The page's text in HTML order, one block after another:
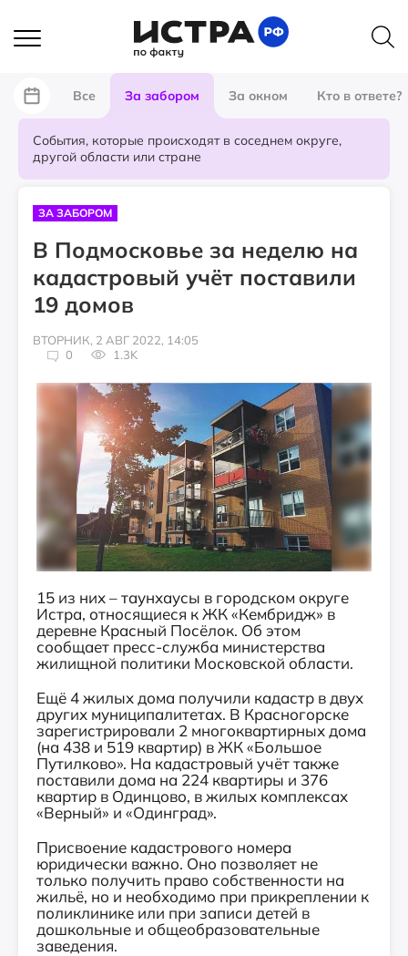
Все За забором За окном Кто в ответе?
События, которые происходят в соседнем округе,
другой области или стране
ЗА ЗАБОРОМ
В Подмосковье за неделю на
кадастровый учёт поставили
19 домов
ВТОРНИК, 2 АВГ 2022, 14:05
0
1.3K
15 из них – таунхаусы в городском округе
Истра, относящиеся к ЖК «Кембридж» в
деревне Красный Посёлок. Об этом
сообщает пресс-служба министерства
жилищной политики Московской области.
Ещё 4 жилых дома получили кадастр в двух
других муниципалитетах. В Красногорске
зарегистрировали 2 многоквартирных дома
(на 438 и 519 квартир) в ЖК «Большое
Путилково». На кадастровый учёт также
поставили дома на 224 квартиры и 376
квартир в Одинцово, в жилых комплексах
«Верный» и «Одинград».
Присвоение кадастрового номера
юридически важно. Оно позволяет не
только получить право собственности на
жильё, но и необходимо при прикреплении к
поликлинике или при записи детей в
дошкольные и общеобразовательные
заведения.